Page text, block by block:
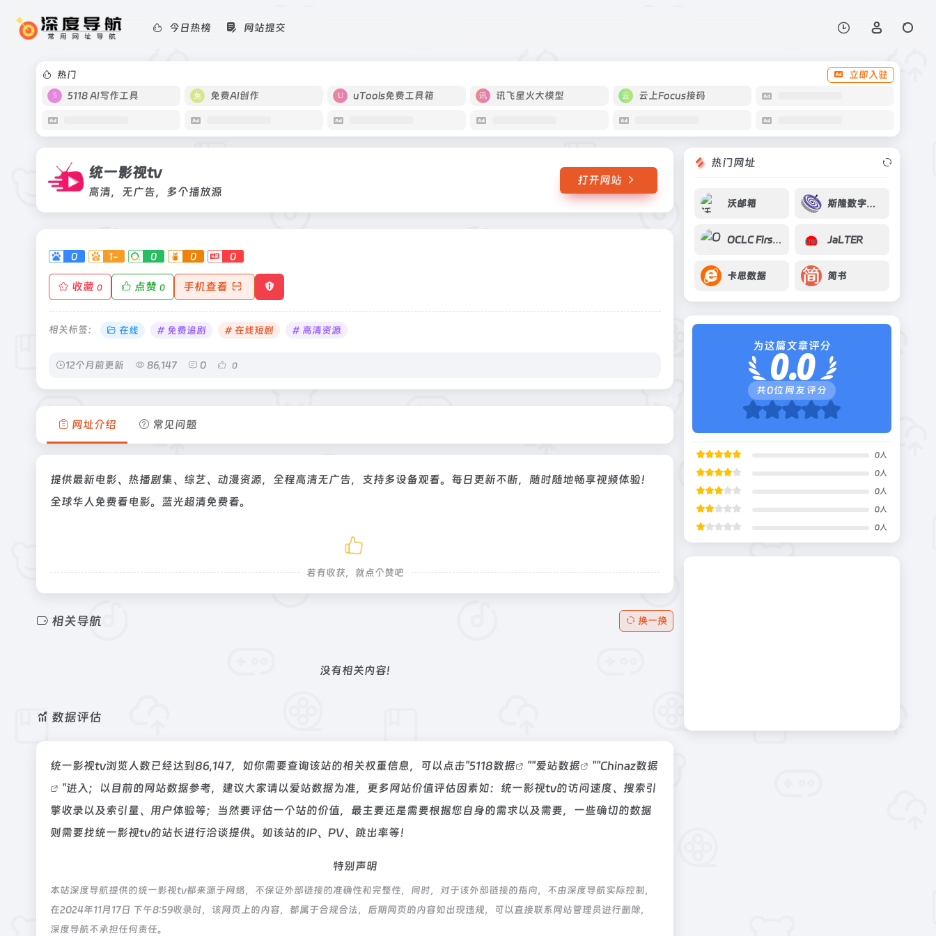
今日热榜 网站提交
热门
立即入驻
5118 AI写作工具
免费AI创作 uTools免费工具箱 讯飞星火大模型 云上Focus接码
统一影视tv
高清，无广告，多个播放源
打开网站
0 1- 0 0 0
收藏 0 点赞 0 手机查看
相关标签： 在线 # 免费追剧 # 在线短剧 # 高清资源
12个月前更新 86,147 0 0
网址介绍 常见问题
提供最新电影、热播剧集、综艺、动漫资源，全程高清无广告，支持多设备观看。每日更新不断，随时随地畅享视频体验！
全球华人免费看电影。蓝光超清免费看。
若有收获，就点个赞吧
相关导航 换一换
没有相关内容!
数据评估
统一影视tv浏览人数已经达到86,147，如你需要查询该站的相关权重信息，可以点击"5118数据 ""爱站数据 ""Chinaz数据
"进入；以目前的网站数据参考，建议大家请以爱站数据为准，更多网站价值评估因素如：统一影视tv的访问速度、搜索引
擎收录以及索引量、用户体验等；当然要评估一个站的价值，最主要还是需要根据您自身的需求以及需要，一些确切的数据
则需要找统一影视tv的站长进行洽谈提供。如该站的IP、PV、跳出率等！
特别声明
本站深度导航提供的统一影视tv都来源于网络，不保证外部链接的准确性和完整性，同时，对于该外部链接的指向，不由深度导航实际控制，
在2024年11月17日 下午8:59收录时，该网页上的内容，都属于合规合法，后期网页的内容如出现违规，可以直接联系网站管理员进行删除，
深度导航不承担任何责任。
热门网址
沃邮箱 斯隆数字天空勘测计划
OCLC FirstSearch JaLTER
卡思数据 简书
为这篇文章评分
0.0
共0位网友评分
0人
0人
0人
0人
0人